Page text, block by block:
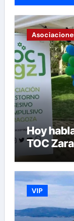
Hoy
TOC
VIP